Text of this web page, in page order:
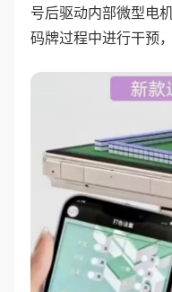
号后驱动内部微型电
码牌过程中进行干预